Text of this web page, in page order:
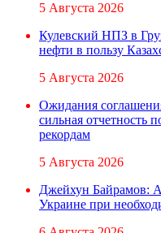
5 Августа 2026
Кулевский НПЗ в
нефти в пользу
5 Августа 2026
Ожидания
сильная отчетность
рекордам
5 Августа 2026
Джейхун Байрамов:
Украине при